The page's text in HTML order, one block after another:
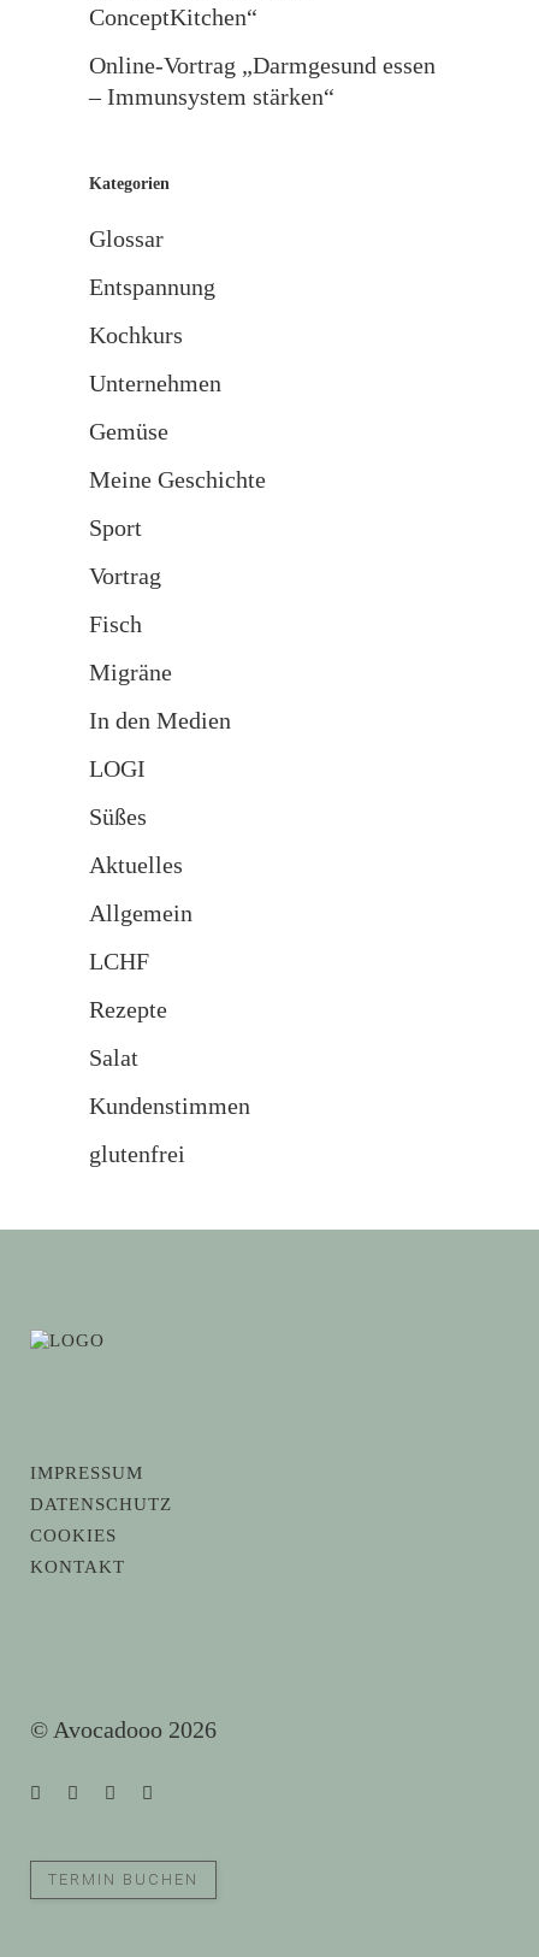
ConceptKitchen“
Online-Vortrag „Darmgesund essen
– Immunsystem stärken“
Kategorien
Glossar
Entspannung
Kochkurs
Unternehmen
Gemüse
Meine Geschichte
Sport
Vortrag
Fisch
Migräne
In den Medien
LOGI
Süßes
Aktuelles
Allgemein
LCHF
Rezepte
Salat
Kundenstimmen
glutenfrei
IMPRESSUM
DATENSCHUTZ
COOKIES
KONTAKT
© Avocadooo 2026
TERMIN BUCHEN